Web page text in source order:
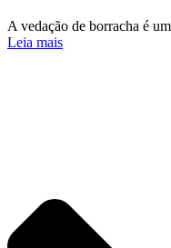
A vedação de borracha é
Leia mais